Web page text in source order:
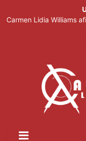
Carmen Lidia Williams
El Festival
violencia contra niñas,
Kamilolf indetenible
Presidente Abinader
dirección de proyectos